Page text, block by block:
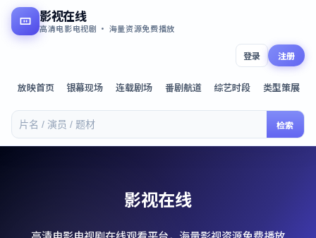
影视在线
高清电影电视剧 · 海量资源免费播放
放映首页 银幕现场 连载剧场 番剧航道 综艺时段 类型策展
检索
登录 注册
影视在线